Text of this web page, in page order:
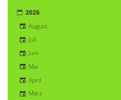
2026
August
Juli
Juni
Mai
April
März